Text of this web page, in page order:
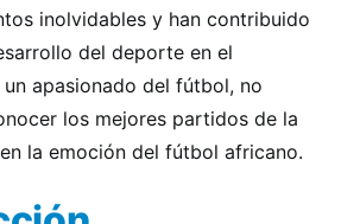
inolvidables y han contribuido
del deporte en el
apasionado del fútbol, no
los mejores partidos de la
la emoción del fútbol africano.